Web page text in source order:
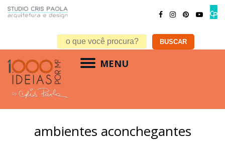
MENU
ambientes aconchegantes